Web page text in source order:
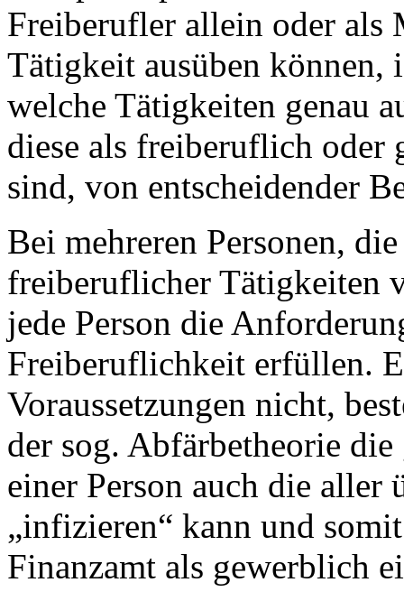
Freiberufler allein oder als
Tätigkeit ausüben können,
welche Tätigkeiten genau
diese als freiberuflich
sind, von entscheidender
Bei mehreren Personen,
freiberuflicher Tätigkeiten
jede Person die
Freiberuflichkeit erfüllen.
Voraussetzungen nicht,
der sog. Abfärbetheorie
einer Person auch die aller
„infizieren“ kann und
Finanzamt als gewerblich